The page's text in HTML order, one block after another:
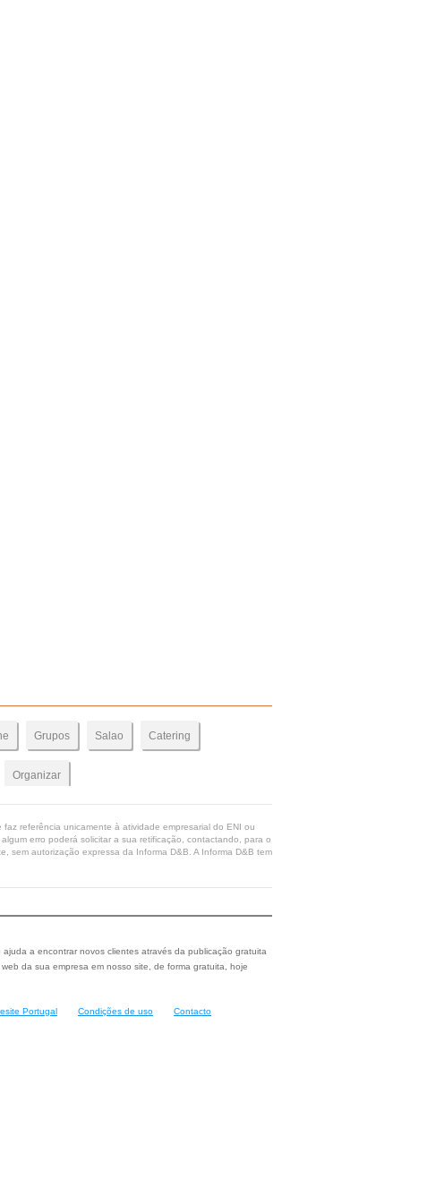
Grupos Salao Catering
Organizar
referência unicamente à atividade empresarial do ENI ou
erro poderá solicitar a sua retificação, contactando, para o
sem autorização expressa da Informa D&B. A Informa D&B tem
a encontrar novos clientes através da publicação gratuita
da sua empresa em nosso site, de forma gratuita, hoje
Portugal Condições de uso Contacto